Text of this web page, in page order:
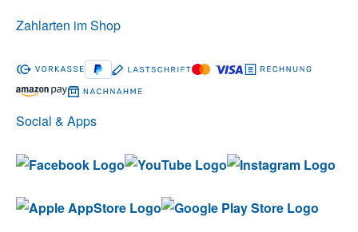
Social & Apps
Zahlarten im Shop